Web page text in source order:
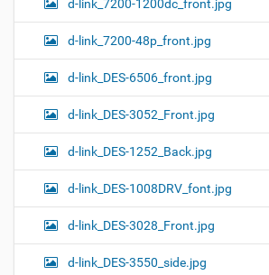
d-link_7200-1200dc_front.jpg
d-link_7200-48p_front.jpg
d-link_DES-6506_front.jpg
d-link_DES-3052_Front.jpg
d-link_DES-1252_Back.jpg
d-link_DES-1008DRV_font.jpg
d-link_DES-3028_Front.jpg
d-link_DES-3550_side.jpg